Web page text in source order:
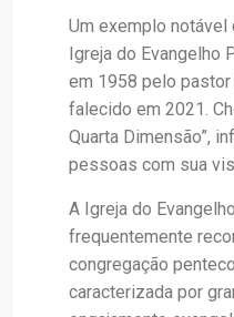
Um exemplo
Igreja do Evangelho
em 1958 pelo pastor
falecido em 2021.
Quarta Dimensão”,
pessoas com sua
A Igreja do
frequentemente
congregação
caracterizada por